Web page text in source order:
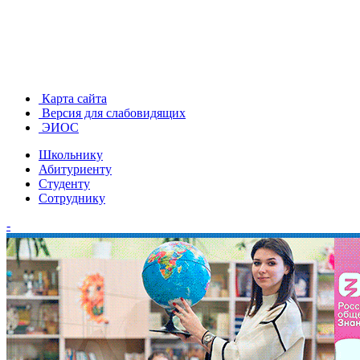
Карта сайта
Версия для слабовидящих
ЭИОС
Школьнику
Абитуриенту
Студенту
Сотруднику
-